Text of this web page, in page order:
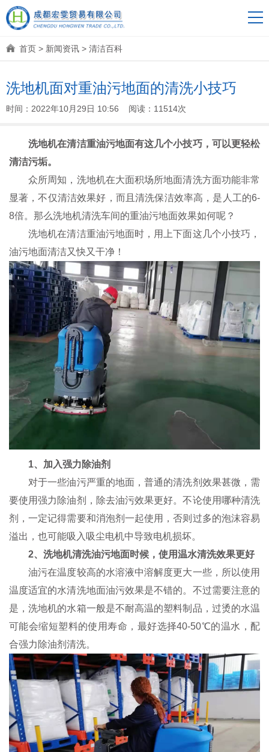
首页 > 新闻资讯 > 清洁百科
洗地机面对重油污地面的清洗小技巧
时间：2022年10月29日 10:56 阅读：11514次
洗地机在清洁重油污地面有这几个小技巧，可以更轻松
清洁污垢。
众所周知，洗地机在大面积场所地面清洗方面功能非常
显著，不仅清洁效果好，而且清洗保洁效率高，是人工的6-
8倍。那么洗地机清洗车间的重油污地面效果如何呢？
洗地机在清洁重油污地面时，用上下面这几个小技巧，
油污地面清洁又快又干净！
1、加入强力除油剂
对于一些油污严重的地面，普通的清洗剂效果甚微，需
要使用强力除油剂，除去油污效果更好。不论使用哪种清洗
剂，一定记得需要和消泡剂一起使用，否则过多的泡沫容易
溢出，也可能吸入吸尘电机中导致电机损坏。
2、洗地机清洗油污地面时候，使用温水清洗效果更好
油污在温度较高的水溶液中溶解度更大一些，所以使用
温度适宜的水清洗地面油污效果是不错的。不过需要注意的
是，洗地机的水箱一般是不耐高温的塑料制品，过烫的水温
可能会缩短塑料的使用寿命，最好选择40-50℃的温水，配
合强力除油剂清洗。